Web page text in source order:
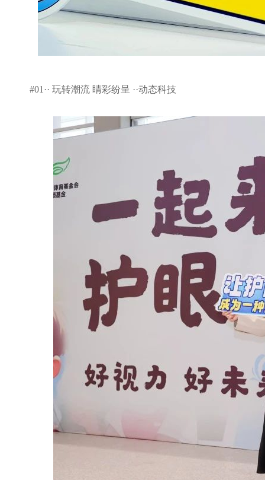
#01·· 玩转潮流 睛彩纷呈 ··动态科技